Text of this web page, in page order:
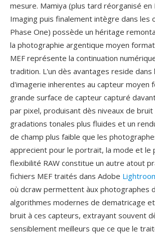
mesure. Mamiya (plus tard réorganisé en
Imaging puis finalement intègre dans les
Phase One) possède un héritage
la photographie argentique moyen
MEF représente la continuation
tradition. L'un dès avantages reside dans
d'imagerie inherentes au capteur moyen
grande surface de capteur capturé
par pixel, produisant dès niveaux de
gradations tonales plus fluides et un
de champ plus faible que les
apprecient pour le portrait, la mode et le
flexibilité RAW constitue un autre atout
fichiers MEF traités dans Adobe
où dcraw permettent àux photographes
algorithmes modernes de dematricage
bruit à ces capteurs, extrayant souvent
sensiblement meilleurs que ce que le